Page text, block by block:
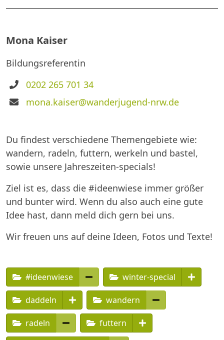
Mona Kaiser
Bildungsreferentin
Telefon
0202 265 701 34
E-
mona.kaiser@wanderjugend-nrw.de
Du findest verschiedene Themengebiete wie:
wandern, radeln, futtern, werkeln und bastel,
sowie unsere Jahreszeiten-specials!
Ziel ist es, dass die #ideenwiese immer größer
und bunter wird. Wenn du also auch eine gute
Idee hast, dann meld dich gern bei uns.
Wir freuen uns auf deine Ideen, Fotos und Texte!
#ideenwiese winter-special
daddeln wandern
radeln futtern